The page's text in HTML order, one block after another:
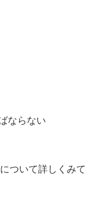
ならない
ついて詳しくみて